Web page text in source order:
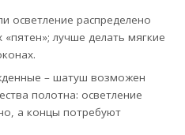
осветление распределено
лучше делать мягкие
– шатуш возможен
полотна: осветление
а концы потребуют